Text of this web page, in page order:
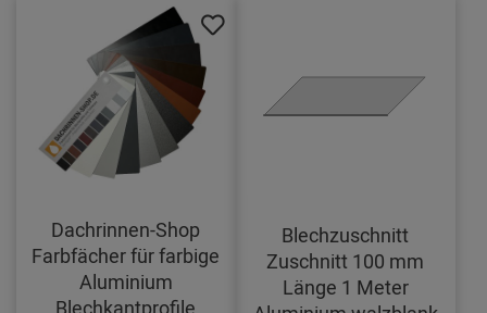
Dachrinnen-Shop
Farbfächer für farbige
Aluminium
Blechzuschnitt
Zuschnitt 100 mm
Länge 1 Meter